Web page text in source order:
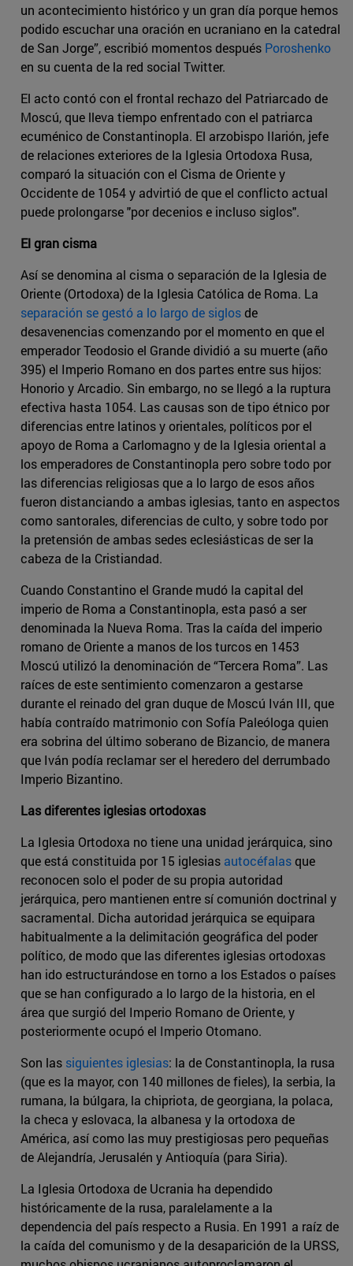
un acontecimiento histórico y un gran día porque hemos
podido escuchar una oración en ucraniano en la catedral
de San Jorge”, escribió momentos después Poroshenko
en su cuenta de la red social Twitter.
El acto contó con el frontal rechazo del Patriarcado de
Moscú, que lleva tiempo enfrentado con el patriarca
ecuménico de Constantinopla. El arzobispo Ilarión, jefe
de relaciones exteriores de la Iglesia Ortodoxa Rusa,
comparó la situación con el Cisma de Oriente y
Occidente de 1054 y advirtió de que el conflicto actual
puede prolongarse "por decenios e incluso siglos".
El gran cisma
Así se denomina al cisma o separación de la Iglesia de
Oriente (Ortodoxa) de la Iglesia Católica de Roma. La
separación se gestó a lo largo de siglosde
desavenencias comenzando por el momento en que el
emperador Teodosio el Grande dividió a su muerte (año
395) el Imperio Romano en dos partes entre sus hijos:
Honorio y Arcadio. Sin embargo, no se llegó a la ruptura
efectiva hasta 1054. Las causas son de tipo étnico por
diferencias entre latinos y orientales, políticos por el
apoyo de Roma a Carlomagno y de la Iglesia oriental a
los emperadores de Constantinopla pero sobre todo por
las diferencias religiosas que a lo largo de esos años
fueron distanciando a ambas iglesias, tanto en aspectos
como santorales, diferencias de culto, y sobre todo por
la pretensión de ambas sedes eclesiásticas de ser la
cabeza de la Cristiandad.
Cuando Constantino el Grande mudó la capital del
imperio de Roma a Constantinopla, esta pasó a ser
denominada la Nueva Roma. Tras la caída del imperio
romano de Oriente a manos de los turcos en 1453
Moscú utilizó la denominación de “Tercera Roma”. Las
raíces de este sentimiento comenzaron a gestarse
durante el reinado del gran duque de Moscú Iván III, que
había contraído matrimonio con Sofía Paleóloga quien
era sobrina del último soberano de Bizancio, de manera
que Iván podía reclamar ser el heredero del derrumbado
Imperio Bizantino.
Las diferentes iglesias ortodoxas
La Iglesia Ortodoxa no tiene una unidad jerárquica, sino
que está constituida por 15 iglesias autocéfalasque
reconocen solo el poder de su propia autoridad
jerárquica, pero mantienen entre sí comunión doctrinal y
sacramental. Dicha autoridad jerárquica se equipara
habitualmente a la delimitación geográfica del poder
político, de modo que las diferentes iglesias ortodoxas
han ido estructurándose en torno a los Estados o países
que se han configurado a lo largo de la historia, en el
área que surgió del Imperio Romano de Oriente, y
posteriormente ocupó el Imperio Otomano.
Son las siguientes iglesias: la de Constantinopla, la rusa
(que es la mayor, con 140 millones de fieles), la serbia, la
rumana, la búlgara, la chipriota, de georgiana, la polaca,
la checa y eslovaca, la albanesa y la ortodoxa de
América, así como las muy prestigiosas pero pequeñas
de Alejandría, Jerusalén y Antioquía (para Siria).
La Iglesia Ortodoxa de Ucrania ha dependido
históricamente de la rusa, paralelamente a la
dependencia del país respecto a Rusia. En 1991 a raíz de
la caída del comunismo y de la desaparición de la URSS,